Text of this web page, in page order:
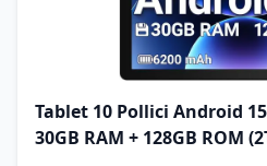
Tablet 10 Pollici Android
30GB RAM + 128GB ROM